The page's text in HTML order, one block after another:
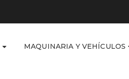
MAQUINARIA Y VEHÍCULOS